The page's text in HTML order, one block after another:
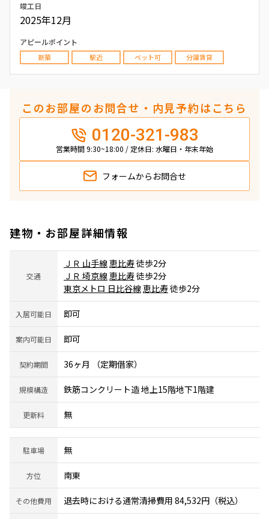
竣工日
2025年12月
アピールポイント
新築 駅近 ペット可 分譲賃貸
このお部屋のお問合せ・内見予約はこちら
0120-321-983
営業時間 9:30~18:00 / 定休日: 水曜日・年末年始
フォームから お問合せ
建物・お部屋詳細情報
交通
ＪＲ 山手線恵比寿徒歩2分
ＪＲ 埼京線恵比寿徒歩2分
東京メトロ 日比谷線恵比寿徒歩2分
入居可能日 即可
案内可能日 即可
契約期間 36ヶ月 （定期借家）
規模構造 鉄筋コンクリート造 地上15階地下1階建
更新料 無
駐車場 無
方位 南東
その他費用 退去時における通常清掃費用 84,532円（税込）